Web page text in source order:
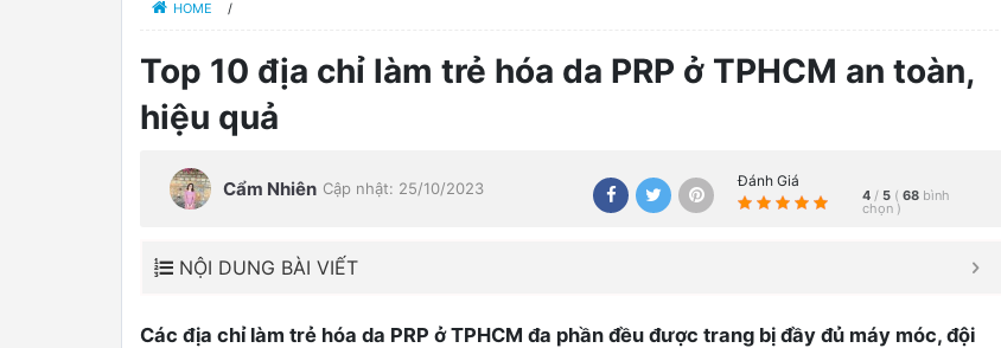
HOME /
Top 10 địa chỉ làm trẻ hóa da PRP ở TPHCM an toàn,
hiệu quả
Cẩm Nhiên Cập nhật: 25/10/2023 Đánh Giá
4 / 5 ( 68 bình
chọn )
NỘI DUNG BÀI VIẾT
Các địa chỉ làm trẻ hóa da PRP ở TPHCM đa phần đều được trang bị đầy đủ máy móc, đội